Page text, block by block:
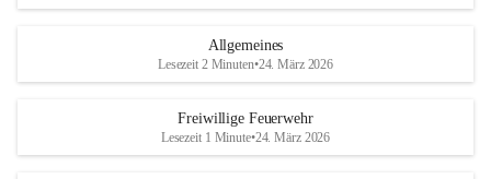
Allgemeines
Lesezeit 2 Minuten•24. März 2026
Freiwillige Feuerwehr
Lesezeit 1 Minute•24. März 2026